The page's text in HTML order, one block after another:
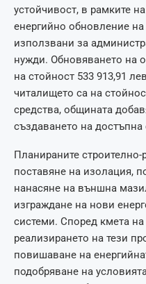
устойчивост, в рамките
енергийно обновление на
използвани за
нужди. Обновяването на
на стойност 533 913,91
читалището са на
средства, общината
създаването на
Планираните
поставяне на изолация,
нанасяне на външна
изграждане на нови
системи. Според кмета
реализирането на тези
повишаване на
подобряване на